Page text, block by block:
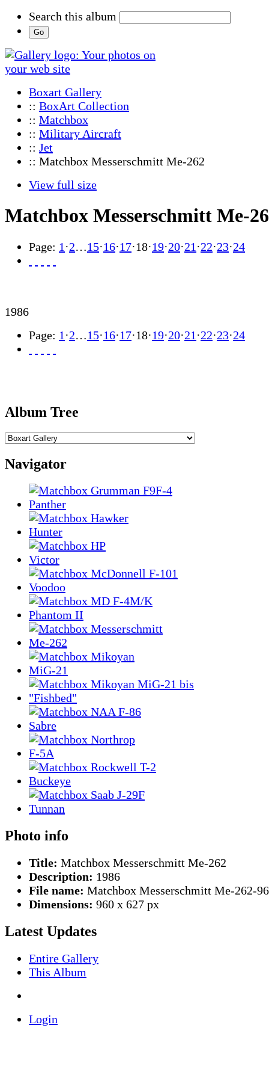
Search this album
Boxart Gallery
:: BoxArt Collection
:: Matchbox
:: Military Aircraft
:: Jet
:: Matchbox Messerschmitt Me-262
View full size
Matchbox Messerschmitt Me-
Page: 1 ·2…15·16·17·18·19·20·21 ·22·23·24
1986
Page: 1 ·2…15·16·17·18·19·20·21 ·22·23·24
Album Tree
Navigator
Photo info
Title: Matchbox Messerschmitt Me-262
Description: 1986
File name: Matchbox Messerschmitt Me-262-
Dimensions: 960 x 627 px
Latest Updates
Entire Gallery
This Album
Login